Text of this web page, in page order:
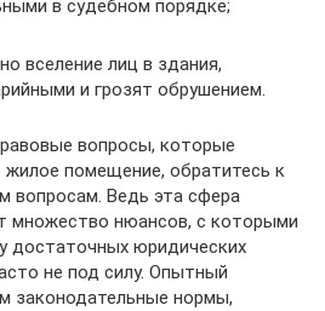
в судебном порядке;
вселение лиц в здания,
и грозят обрушением.
вопросы, которые
жилое помещение, обратитесь к
вопросам. Ведь эта сфера
множество нюансов, с которыми
достаточных юридических
не под силу. Опытный
законодательные нормы,